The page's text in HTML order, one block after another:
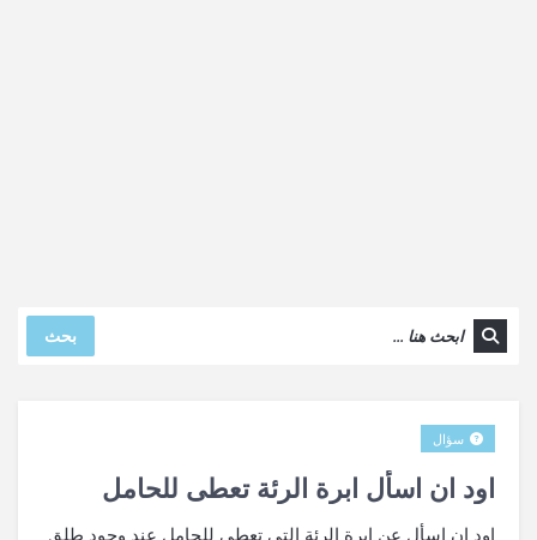
بحث
اود ان اسأل ابرة الرئة تعطى للحامل
سؤال
اود ان اسأل عن ابرة الرئة التي تعطى للحامل عند وجود طلق